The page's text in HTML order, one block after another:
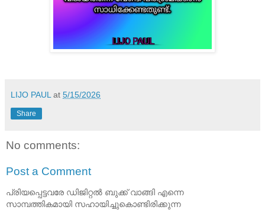
LIJO PAUL at 5/15/2026
Share
No comments:
Post a Comment
പ്രിയപ്പെട്ടവരേ ഡിജിറ്റൽ ബുക്ക് വാങ്ങി എന്നെ
സാമ്പത്തികമായി സഹായിച്ചുകൊണ്ടിരിക്കുന്ന